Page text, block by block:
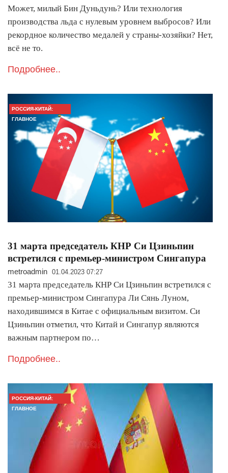
Может, милый Бин Дуньдунь? Или технология
производства льда с нулевым уровнем выбросов? Или
рекордное количество медалей у страны-хозяйки? Нет,
всё не то.
Подробнее..
РОССИЯ-КИТАЙ:
ГЛАВНОЕ
31 марта председатель КНР Си Цзиньпин
встретился с премьер-министром Сингапура
metroadmin 01.04.2023 07:27
31 марта председатель КНР Си Цзиньпин встретился с
премьер-министром Сингапура Ли Сянь Луном,
находившимся в Китае с официальным визитом. Си
Цзиньпин отметил, что Китай и Сингапур являются
важным партнером по…
Подробнее..
РОССИЯ-КИТАЙ:
ГЛАВНОЕ